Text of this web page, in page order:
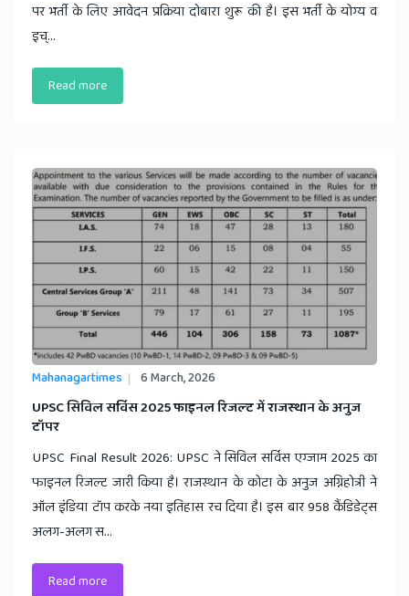
पर भर्ती के लिए आवेदन प्रक्रिया दोबारा शुरू की है। इस भर्ती के योग्य व
इच्...
Read more
Mahanagartimes 6 March, 2026
​UPSC सिविल सर्विस 2025 फाइनल रिजल्‍ट में राजस्‍थान के अनुज
टॉपर
UPSC Final Result 2026: UPSC ने सिविल सर्विस एग्जाम 2025 का
फाइनल रिजल्ट जारी किया है। राजस्थान के कोटा के अनुज अग्निहोत्री ने
ऑल इंडिया टॉप करके नया इतिहास रच दिया है। इस बार 958 कैंडिडेट्स
अलग-अलग स...
Read more